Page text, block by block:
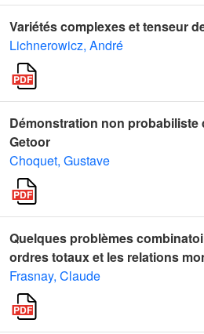
Variétés complexes et tenseur
Lichnerowicz, André
Démonstration non probabiliste
Getoor
Choquet, Gustave
Quelques problèmes
ordres totaux et les relations
Frasnay, Claude